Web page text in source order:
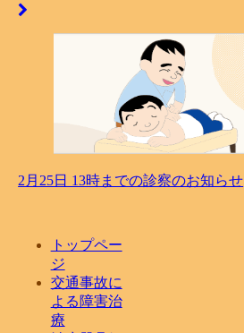
2月25日 13時までの診察のお知らせ
トップペー
ジ
交通事故に
よる障害治
療